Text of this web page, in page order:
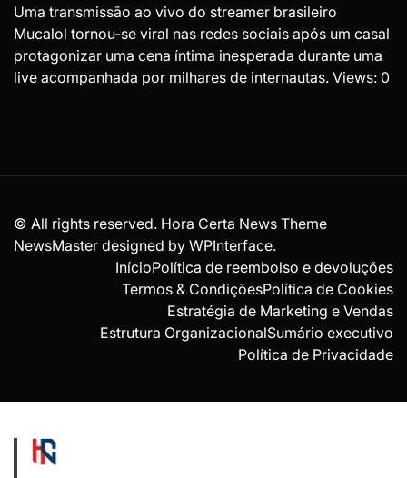
Uma transmissão ao vivo do streamer brasileiro
Mucalol tornou-se viral nas redes sociais após um casal
protagonizar uma cena íntima inesperada durante uma
live acompanhada por milhares de internautas. Views: 0
© All rights reserved. Hora Certa News Theme
NewsMaster designed by WPInterface.
InícioPolítica de reembolso e devoluções
Termos & CondiçõesPolítica de Cookies
Estratégia de Marketing e Vendas
Estrutura OrganizacionalSumário executivo
Política de Privacidade